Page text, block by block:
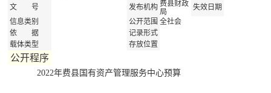
文 号 发布机构费县财政
局
失效日期
信息类别
公开范围全社会
依 据
记录形式
载体类型
存放位置
公开程序
2022年费县国有资产管理服务中心预算